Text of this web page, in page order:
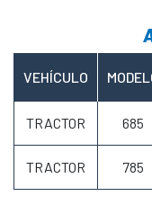
VEHÍCULO
TRACTOR 685
TRACTOR 785